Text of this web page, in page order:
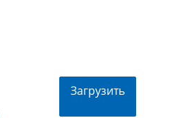
Загрузить